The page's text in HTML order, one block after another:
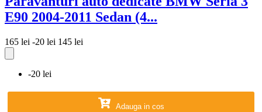
E90 2004-2011 Sedan (4...
165 lei -20 lei 145 lei
-20 lei
Adauga in cos